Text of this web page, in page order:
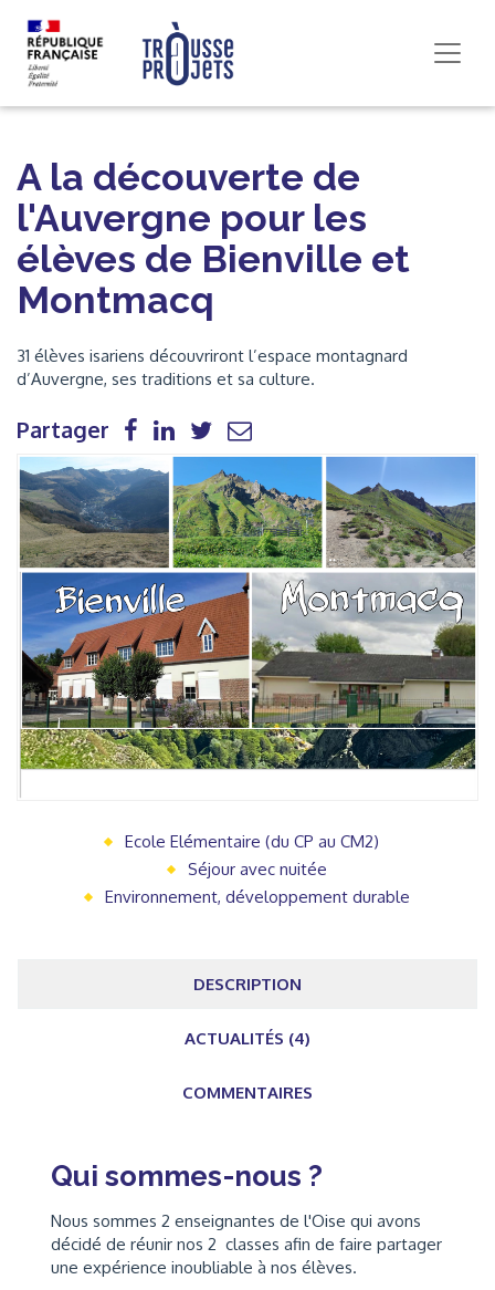
A la découverte de
l'Auvergne pour les
élèves de Bienville et
Montmacq
31 élèves isariens découvriront l’espace montagnard
d’Auvergne, ses traditions et sa culture.
Partager
Ecole Elémentaire (du CP au CM2)
Séjour avec nuitée
Environnement, développement durable
DESCRIPTION
ACTUALITÉS (4)
COMMENTAIRES
Qui sommes-nous ?
Nous sommes 2 enseignantes de l'Oise qui avons
décidé de réunir nos 2 classes afin de faire partager
une expérience inoubliable à nos élèves.